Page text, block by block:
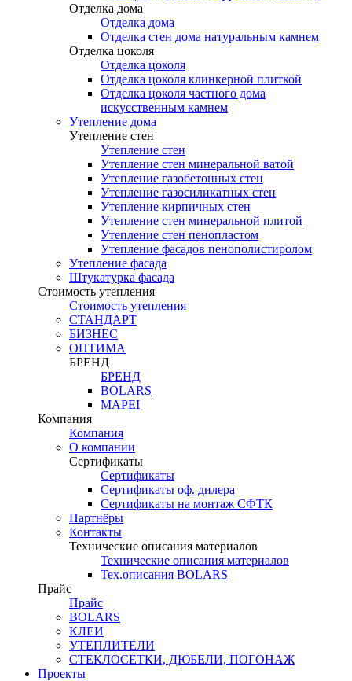
Отделка дома
Отделка дома
Отделка стен дома натуральным камнем
Отделка цоколя
Отделка цоколя
Отделка цоколя клинкерной плиткой
Отделка цоколя частного дома
искусственным камнем
Утепление дома
Утепление стен
Утепление стен
Утепление стен минеральной ватой
Утепление газобетонных стен
Утепление газосиликатных стен
Утепление кирпичных стен
Утепление стен минеральной плитой
Утепление стен пенопластом
Утепление фасадов пенополистиролом
Утепление фасада
Штукатурка фасада
Стоимость утепления
Стоимость утепления
СТАНДАРТ
БИЗНЕС
ОПТИМА
БРЕНД
БРЕНД
BOLARS
MAPEI
Компания
Компания
О компании
Сертификаты
Сертификаты
Сертификаты оф. дилера
Сертификаты на монтаж СФТК
Партнёры
Контакты
Технические описания материалов
Технические описания материалов
Тех.описания BOLARS
Прайс
Прайс
BOLARS
КЛЕИ
УТЕПЛИТЕЛИ
СТЕКЛОСЕТКИ, ДЮБЕЛИ, ПОГОНАЖ
Проекты